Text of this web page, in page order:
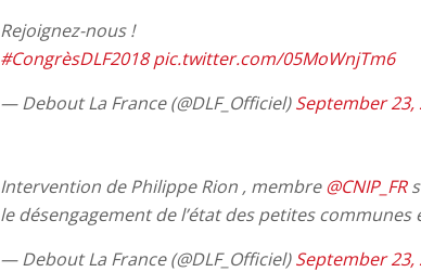
Rejoignez-nous !
#CongrèsDLF2018 pic.twitter.com/05MoWnjTm6
— Debout La France (@DLF_Officiel)September 23,
Intervention de Philippe Rion , membre@CNIP_FR
le désengagement de l’état des petites communes
— Debout La France (@DLF_Officiel)September 23,